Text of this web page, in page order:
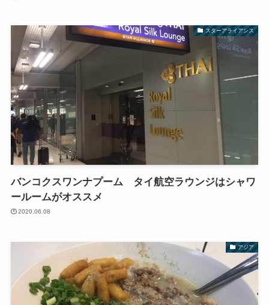
スターアライアンス
バンコクスワンナプーム タイ航空ラウンジはシャワ
ールームがオススメ
2020.06.08
アジア